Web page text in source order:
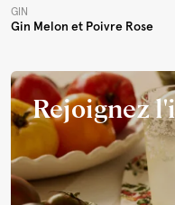
GIN
Gin Melon et Poivre Rose
Rejoignez